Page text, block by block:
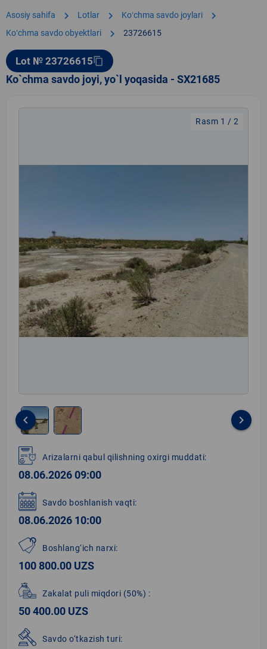
Asosiy sahifa chevron_right Lotlar chevron_right Koʻchma savdo joylari chevron_right
Koʻchma savdo obyektlari chevron_right 23726615
Lot № 23726615content_copy
Ko`chma savdo joyi, yo`l yoqasida - SX21685
Rasm 1 / 2
1
of
2
keyboard_arrow_left keyboard_arrow_right
Arizalarni qabul qilishning oxirgi muddati:
08.06.2026 09:00
Savdo boshlanish vaqti:
08.06.2026 10:00
Boshlang‘ich narxi:
100 800.00 UZS
Zakalat puli miqdori (50%) :
50 400.00 UZS
Savdo o‘tkazish turi: